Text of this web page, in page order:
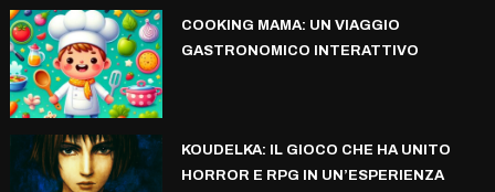
COOKING MAMA: UN VIAGGIO
GASTRONOMICO INTERATTIVO
KOUDELKA: IL GIOCO CHE HA UNITO
HORROR E RPG IN UN’ESPERIENZA